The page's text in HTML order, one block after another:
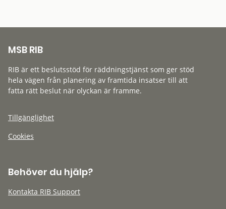
MSB RIB
RIB är ett beslutsstöd för räddningstjänst som ger stöd
hela vägen från planering av framtida insatser till att
fatta rätt beslut när olyckan är framme.
Tillgänglighet
Cookies
Behöver du hjälp?
Kontakta RIB Support